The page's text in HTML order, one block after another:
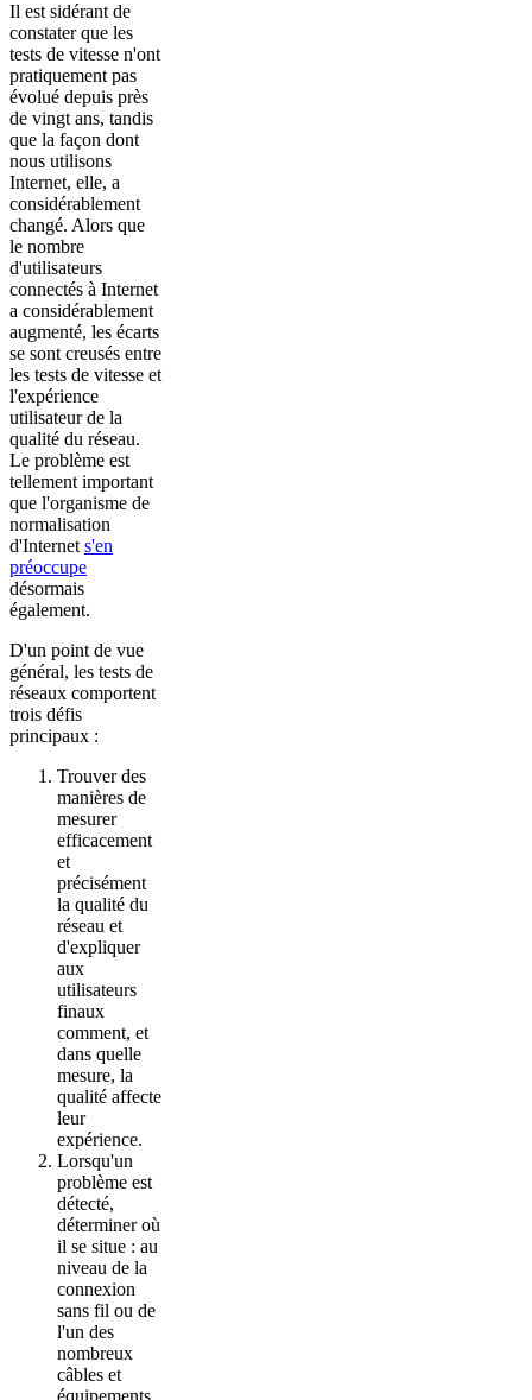
Il est sidérant de
constater que les
tests de vitesse n'ont
pratiquement pas
évolué depuis près
de vingt ans, tandis
que la façon dont
nous utilisons
Internet, elle, a
considérablement
changé. Alors que
le nombre
d'utilisateurs
connectés à Internet
a considérablement
augmenté, les écarts
se sont creusés entre
les tests de vitesse et
l'expérience
utilisateur de la
qualité du réseau.
Le problème est
tellement important
que l'organisme de
normalisation
d'Internet s'en
préoccupe
désormais
également.
D'un point de vue
général, les tests de
réseaux comportent
trois défis
principaux :
Trouver des
manières de
mesurer
efficacement
et
précisément
la qualité du
réseau et
d'expliquer
aux
utilisateurs
finaux
comment, et
dans quelle
mesure, la
qualité affecte
leur
expérience.
Lorsqu'un
problème est
détecté,
déterminer où
il se situe : au
niveau de la
connexion
sans fil ou de
l'un des
nombreux
câbles et